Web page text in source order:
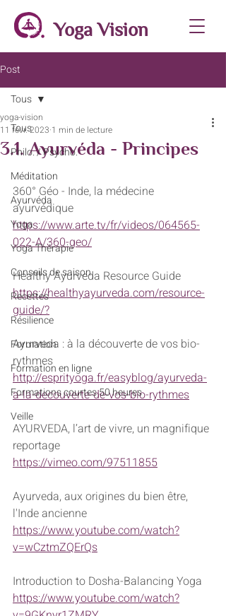
Yoga Vision
Post
Tous
Philo. / Psycho.
Méditation
Ayurvéda
Yoga
Yoga Thérapie
Conseils de saison
Recettes
Résilience
Formation
Formation en ligne
Formations courtes 50 heures
Veille
Tous
3.1. Ayurvéda - Principes
yoga-vision
11 févr. 2023 1 min de lecture
360° Géo - Inde, la médecine
ayurvédique
https://www.arte.tv/fr/videos/064565-
022-A/360-geo/
Healthy Ayurveda Resource Guide
https://healthyayurveda.com/resource-
guide/?
Ayurveda : à la découverte de vos bio-
rythmes
http://esprityoga.fr/easyblog/ayurveda-
a-la-decouverte-de-vos-bio-rythmes
AYURVEDA, l’art de vivre, un magnifique
reportage
https://vimeo.com/97511855
Ayurveda, aux origines du bien être,
l'Inde ancienne
https://www.youtube.com/watch?
v=wCztmZQErQs
Introduction to Dosha-Balancing Yoga
https://www.youtube.com/watch?